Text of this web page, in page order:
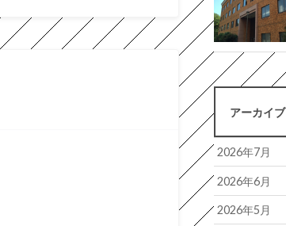
アーカイブ
2026年7月
2026年6月
2026年5月